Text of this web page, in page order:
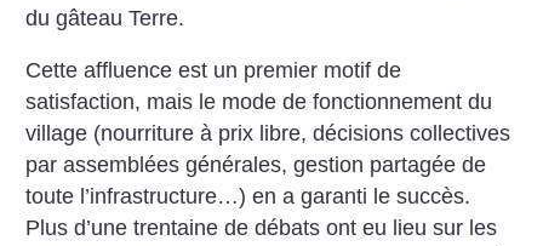
du gâteau Terre.
Cette affluence est un premier motif de
satisfaction, mais le mode de fonctionnement du
village (nourriture à prix libre, décisions collectives
par assemblées générales, gestion partagée de
toute l’infrastructure…) en a garanti le succès.
Plus d’une trentaine de débats ont eu lieu sur les